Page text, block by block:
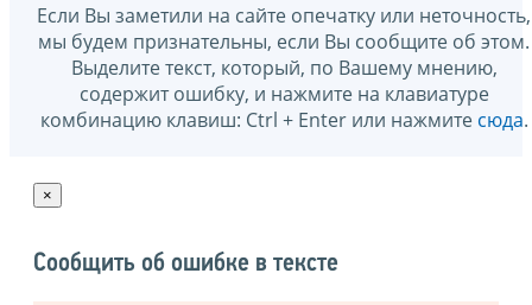
Если Вы заметили на сайте опечатку или неточность,
мы будем признательны, если Вы сообщите об этом.
Выделите текст, который, по Вашему мнению,
содержит ошибку, и нажмите на клавиатуре
комбинацию клавиш: Ctrl + Enter или нажмите сюда.
×
Сообщить об ошибке в тексте